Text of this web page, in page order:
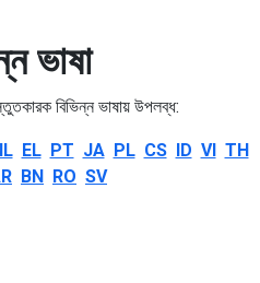
ভাষা
বিভিন্ন ভাষায় উপলব্ধ:
EL PT JA PL CS ID VI TH
BN RO SV